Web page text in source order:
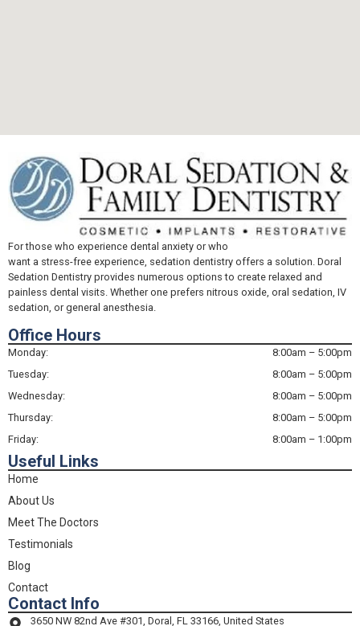
For those who experience dental anxiety or who
want a stress-free experience, sedation dentistry offers a solution. Doral
Sedation Dentistry provides numerous options to create relaxed and
painless dental visits. Whether one prefers nitrous oxide, oral sedation, IV
sedation, or general anesthesia.
Office Hours
Monday:
8:00am – 5:00pm
Tuesday:
8:00am – 5:00pm
Wednesday:
8:00am – 5:00pm
Thursday:
8:00am – 5:00pm
Friday:
8:00am – 1:00pm
Useful Links
Home
About Us
Meet The Doctors
Testimonials
Blog
Contact
Contact Info
3650 NW 82nd Ave #301, Doral, FL 33166, United States